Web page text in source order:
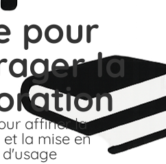
pour
la
affiner la
la mise en